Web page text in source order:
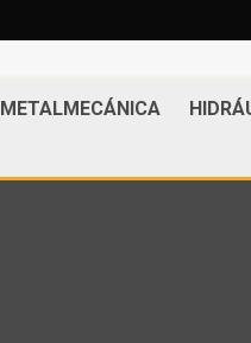
METALMECÁNICA